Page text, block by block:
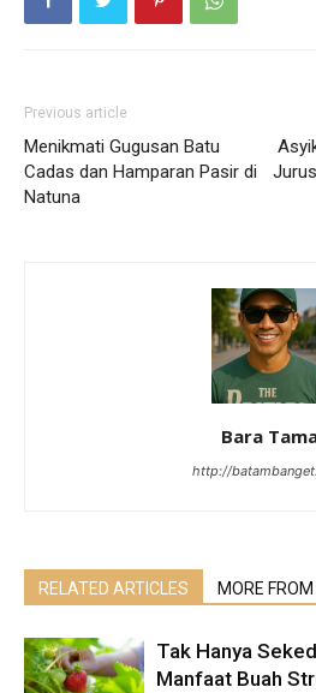
Previous article
Menikmati Gugusan Batu
Cadas dan Hamparan Pasir di
Natuna
Bara
http://
RELATED ARTICLES MORE
Tak Hanya
Manfaat Buah